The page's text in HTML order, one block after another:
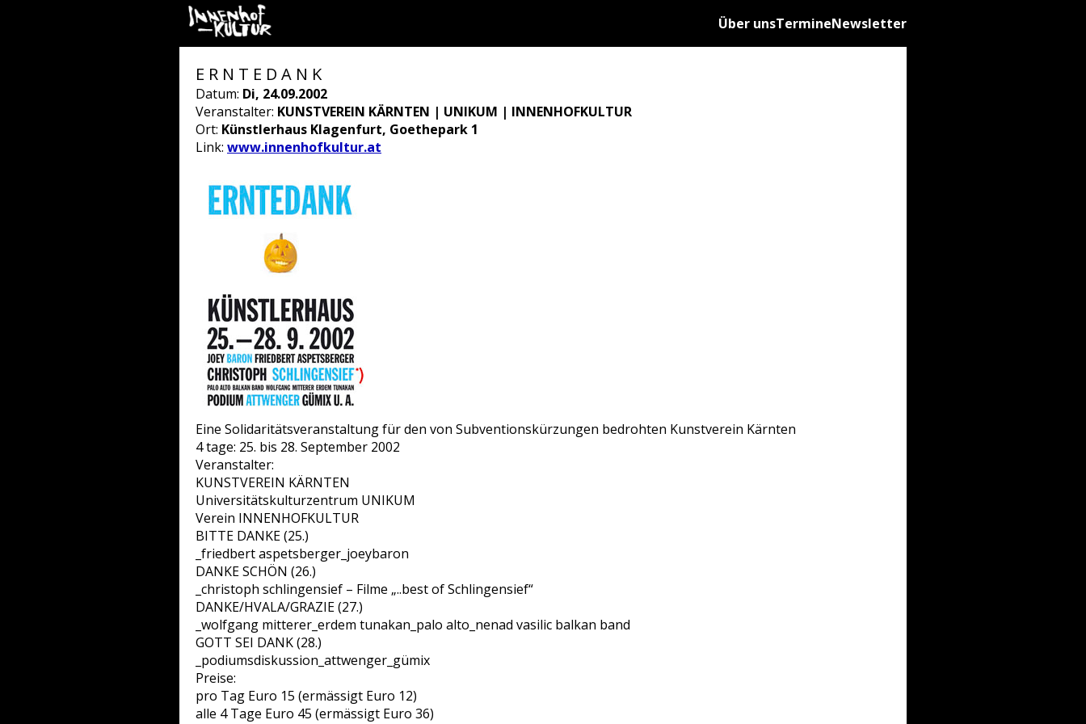
Über unsTermineNewsletter
E R N T E D A N K
Datum: Di, 24.09.2002
Veranstalter: KUNSTVEREIN KÄRNTEN | UNIKUM | INNENHOFKULTUR
Ort: Künstlerhaus Klagenfurt, Goethepark 1
Link: www.innenhofkultur.at
Eine Solidaritätsveranstaltung für den von Subventionskürzungen bedrohten Kunstverein Kärnten
4 tage: 25. bis 28. September 2002
Veranstalter:
KUNSTVEREIN KÄRNTEN
Universitätskulturzentrum UNIKUM
Verein INNENHOFKULTUR
BITTE DANKE (25.)
_friedbert aspetsberger_joeybaron
DANKE SCHÖN (26.)
_christoph schlingensief – Filme „..best of Schlingensief“
DANKE/HVALA/GRAZIE (27.)
_wolfgang mitterer_erdem tunakan_palo alto_nenad vasilic balkan band
GOTT SEI DANK (28.)
_podiumsdiskussion_attwenger_gümix
Preise:
pro Tag Euro 15 (ermässigt Euro 12)
alle 4 Tage Euro 45 (ermässigt Euro 36)